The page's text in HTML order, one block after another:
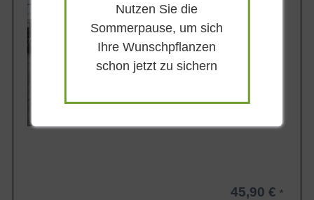
Sommergrün
Blatt- / Nadelfarbe
45,90 €
Nutzen Sie die
Sommerpause, um sich
Ihre Wunschpflanzen
schon jetzt zu sichern